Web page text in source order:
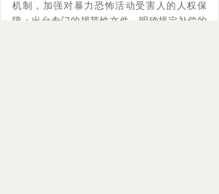
机制，加强对暴力恐怖活动受害人的人权保
障；出台专门的规范性文件，明确规定补偿的